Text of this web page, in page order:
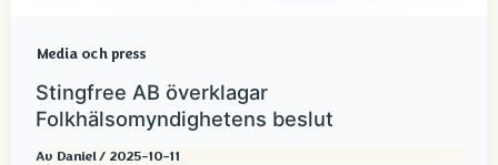
Media och press
Stingfree AB överklagar
Folkhälsomyndighetens beslut
Av Daniel / 2025-10-11